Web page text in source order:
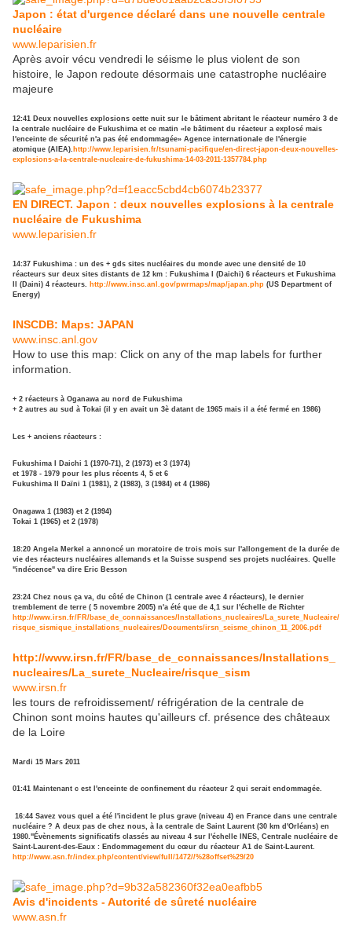
Japon : état d'urgence déclaré dans une nouvelle centrale
nucléaire
www.leparisien.fr
Après avoir vécu vendredi le séisme le plus violent de son
histoire, le Japon redoute désormais une catastrophe nucléaire
majeure
12:41 Deux nouvelles explosions cette nuit sur le bâtiment abritant le réacteur numéro 3 de
la centrale nucléaire de Fukushima et ce matin «le bâtiment du réacteur a explosé mais
l'enceinte de sécurité n'a pas été endommagée» Agence internationale de l'énergie
atomique (AIEA). http://www.leparisien.fr/tsunami-pacifique/en-direct-japon-deux-nouvelles-
explosions-a-la-centrale-nucleaire-de-fukushima-14-03-2011-1357784.php
EN DIRECT. Japon : deux nouvelles explosions à la centrale
nucléaire de Fukushima
www.leparisien.fr
14:37 Fukushima : un des + gds sites nucléaires du monde avec une densité de 10
réacteurs sur deux sites distants de 12 km : Fukushima I (Daichi) 6 réacteurs et Fukushima
II (Daini) 4 réacteurs. http://www.insc.anl.gov/pwrmaps/map/japan.php (US Department of
Energy)
INSCDB: Maps: JAPAN
www.insc.anl.gov
How to use this map: Click on any of the map labels for further
information.
+ 2 réacteurs à Oganawa au nord de Fukushima
+ 2 autres au sud à Tokai (il y en avait un 3è datant de 1965 mais il a été fermé en 1986)
Les + anciens réacteurs :
Fukushima I Daichi 1 (1970-71), 2 (1973) et 3 (1974)
et 1978 - 1979 pour les plus récents 4, 5 et 6
Fukushima II Daïni 1 (1981), 2 (1983), 3 (1984) et 4 (1986)
Onagawa 1 (1983) et 2 (1994)
Tokai 1 (1965) et 2 (1978)
18:20 Angela Merkel a annoncé un moratoire de trois mois sur l'allongement de la durée de
vie des réacteurs nucléaires allemands et la Suisse suspend ses projets nucléaires. Quelle
"indécence" va dire Eric Besson
23:24 Chez nous ça va, du côté de Chinon (1 centrale avec 4 réacteurs), le dernier
tremblement de terre ( 5 novembre 2005) n'a été que de 4,1 sur l'échelle de Richter
http://www.irsn.fr/FR/base_de_connaissances/Installations_nucleaires/La_surete_Nucleaire/
risque_sismique_installations_nucleaires/Documents/irsn_seisme_chinon_11_2006.pdf
http://www.irsn.fr/FR/base_de_connaissances/Installations_
nucleaires/La_surete_Nucleaire/risque_sism
www.irsn.fr
les tours de refroidissement/ réfrigération de la centrale de
Chinon sont moins hautes qu'ailleurs cf. présence des châteaux
de la Loire
Mardi 15 Mars 2011
01:41 Maintenant c est l'enceinte de confinement du réacteur 2 qui serait endommagée.
16:44 Savez vous quel a été l'incident le plus grave (niveau 4) en France dans une centrale
nucléaire ? A deux pas de chez nous, à la centrale de Saint Laurent (30 km d'Orléans) en
1980."Évènements significatifs classés au niveau 4 sur l'échelle INES, Centrale nucléaire de
Saint-Laurent-des-Eaux : Endommagement du cœur du réacteur A1 de Saint-Laurent.
http://www.asn.fr/index.php/content/view/full/1472//%28offset%29/20
Avis d'incidents - Autorité de sûreté nucléaire
www.asn.fr